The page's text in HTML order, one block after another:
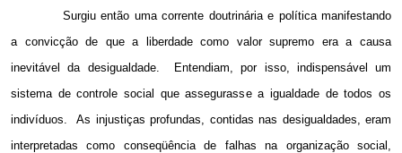
Surgiu então uma corrente doutrinária e política manifestando
a convicção de que a liberdade como valor supremo era a causa
inevitável da desigualdade.
Entendiam, por isso, indispensável um
sistema de controle social que assegurasse a igualdade de todos os
indivíduos.
As injustiças profundas, contidas nas desigualdades, eram
interpretadas como conseqüência de falhas na organização social,